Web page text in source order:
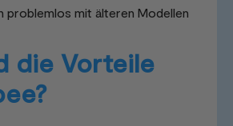
problemlos mit älteren Modellen
die Vorteile